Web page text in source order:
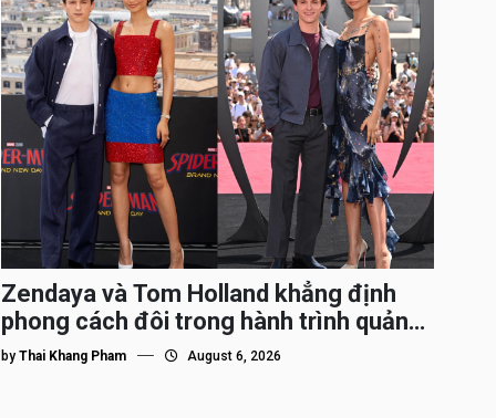
Zendaya và Tom Holland khẳng định
phong cách đôi trong hành trình quảng
bá Spider-Man
byThai Khang Pham August 6, 2026